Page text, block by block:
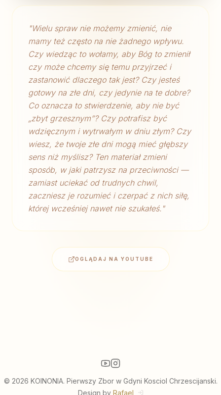
"Wielu spraw nie możemy zmienić, nie
mamy też często na nie żadnego wpływu.
Czy wiedząc to wołamy, aby Bóg to zmienił
czy może chcemy się temu przyjrzeć i
zastanowić dlaczego tak jest? Czy jesteś
gotowy na złe dni, czy jedynie na te dobre?
Co oznacza to stwierdzenie, aby nie być
„zbyt grzesznym”? Czy potrafisz być
wdzięcznym i wytrwałym w dniu złym? Czy
wiesz, że twoje złe dni mogą mieć głębszy
sens niż myślisz? Ten materiał zmieni
sposób, w jaki patrzysz na przeciwności —
zamiast uciekać od trudnych chwil,
zaczniesz je rozumieć i czerpać z nich siłę,
której wcześniej nawet nie szukałeś. "
OGLĄDAJ NA YOUTUBE
© 2026 KOINONIA. Pierwszy Zbor w Gdyni Kosciol Chrzescijanski.
Design by Rafael